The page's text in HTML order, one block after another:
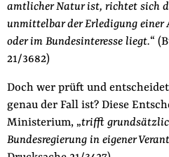
amtlicher Natur ist, richtet sich
unmittelbar der Erledigung einer
oder im Bundesinteresse liegt.“
21/3682)
Doch wer prüft und
genau der Fall ist? Diese
Ministerium, „trifft
Bundesregierung in eigener